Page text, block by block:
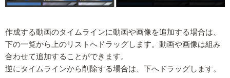
作成する動画のタイムラインに動画や画像を追加する場合は、
下の一覧から上のリストへドラッグします。動画や画像は組み
合わせて追加することができます。
逆にタイムラインから削除する場合は、下へドラッグします。